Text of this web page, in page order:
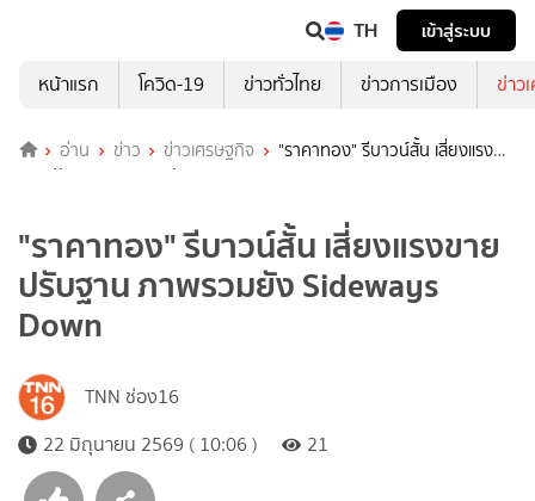
TH
เข้าสู่ระบบ
หน้าแรก
โควิด-19 ข่าวทั่วไทย ข่าวการเมือง ข่าว
อ่าน ข่าว ข่าวเศรษฐกิจ
"ราคาทอง" รีบาวน์สั้น เสี่ยงแรง
ขายปรับฐาน ภาพรวมยัง Sideways Down
"ราคาทอง" รีบาวน์สั้น เสี่ยงแรงขาย
ปรับฐาน ภาพรวมยัง Sideways
Down
TNN ช่อง16
22 มิถุนายน 2569 ( 10:06 )
21